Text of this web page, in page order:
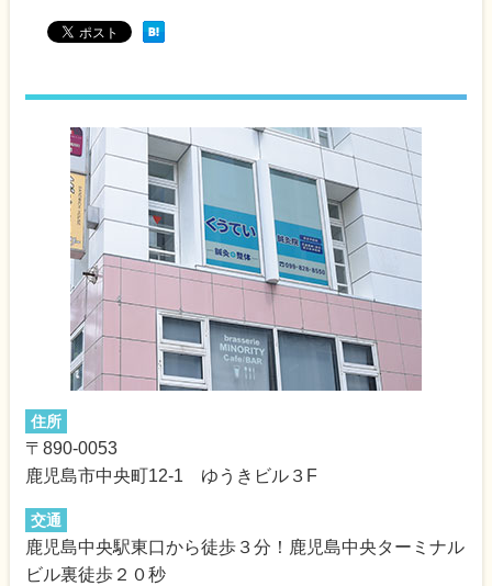
住所
〒890-0053
鹿児島市中央町12-1 ゆうきビル３F
交通
鹿児島中央駅東口から徒歩３分！鹿児島中央ターミナル
ビル裏徒歩２０秒